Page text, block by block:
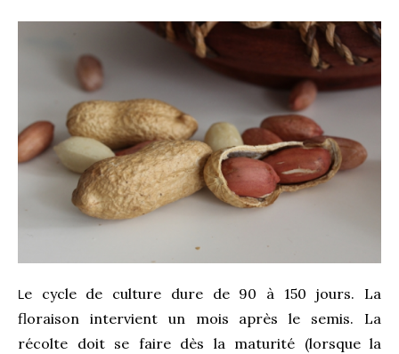
Le cycle de culture dure de 90 à 150 jours. La
floraison intervient un mois après le semis. La
récolte doit se faire dès la maturité (lorsque la